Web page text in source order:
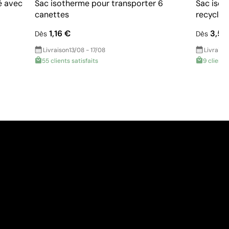
avec
Sac isotherme pour transporter 6
canettes
Dès 1,16 €
Livraison13/08 - 17/08
55 clients satisfaits
Sac
recyclé
Dès
9